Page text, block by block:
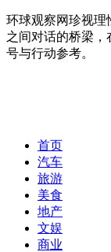
环球观察网珍视理
之间对话的桥梁
号与行动参考。
首页
汽车
旅游
美食
地产
文娱
商业